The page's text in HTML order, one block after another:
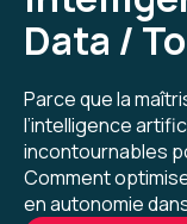
Data /
Parce que la
l’intelligence
incontournables
Comment
en autonomie
et calme.
niveau 1